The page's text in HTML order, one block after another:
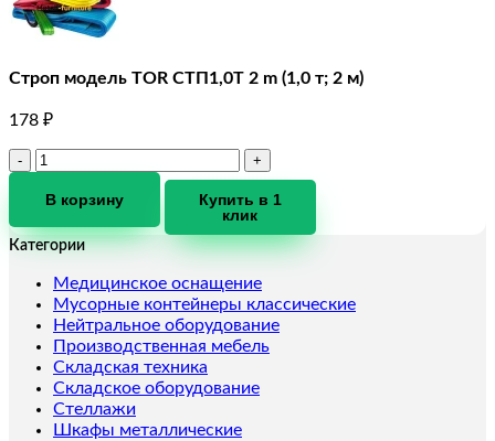
Строп модель TOR СТП1,0T 2 m (1,0 т; 2 м)
178 ₽
Количество
Строп
TOR
2
m
(1,0
т;
2
м)
В корзину
Купить в 1
клик
Категории
Медицинское оснащение
Мусорные контейнеры классические
Нейтральное оборудование
Производственная мебель
Складская техника
Складское оборудование
Стеллажи
Шкафы металлические